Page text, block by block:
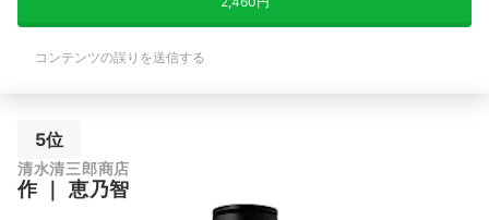
コンテンツの誤りを送信する
5位
清水清三郎商店
作｜ 恵乃智